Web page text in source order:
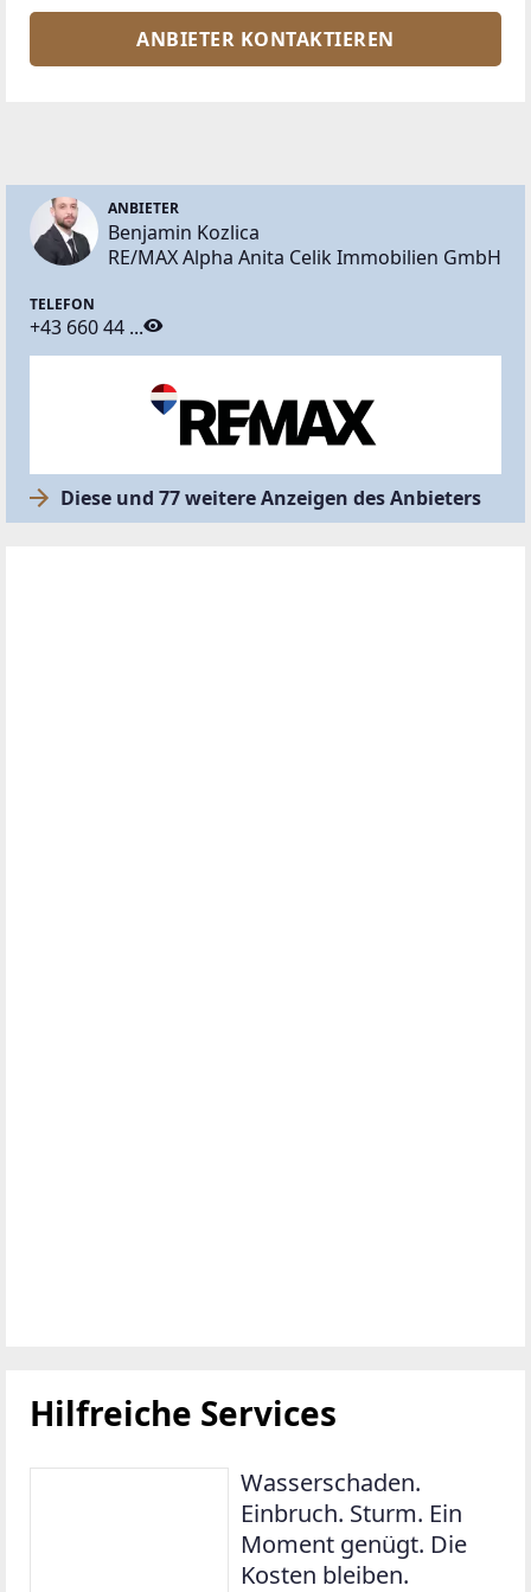
ANBIETER KONTAKTIEREN
ANBIETER
Benjamin Kozlica
RE/MAX Alpha Anita Celik Immobilien GmbH
TELEFON
+43 660 44 ...
Diese und 77 weitere Anzeigen des Anbieters
Hilfreiche Services
Wasserschaden.
Einbruch. Sturm. Ein
Moment genügt. Die
Kosten bleiben.